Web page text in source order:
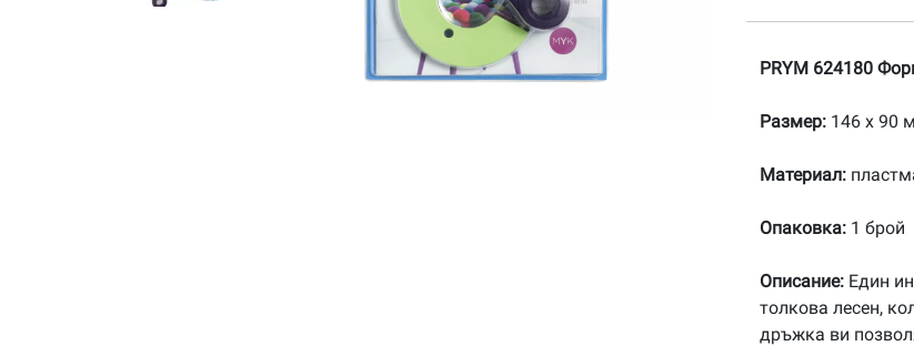
624182
за
PRYM 624180
Размер: 146 x 90
Материал:
Опаковка: 1 брой
Описание: Един
толкова лесен,
дръжка ви